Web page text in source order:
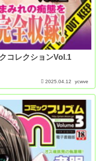
コレクションVol.1
2025.04.12 ycwve